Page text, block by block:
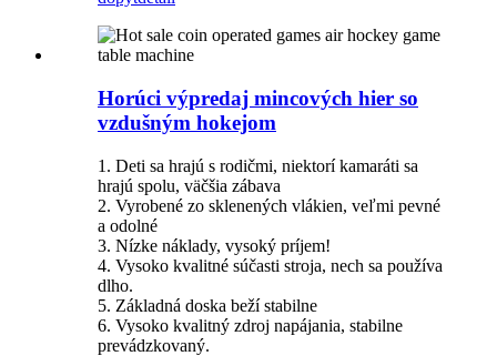
Horúci výpredaj mincových hier so
vzdušným hokejom
1. Deti sa hrajú s rodičmi, niektorí kamaráti sa
hrajú spolu, väčšia zábava
2. Vyrobené zo sklenených vlákien, veľmi pevné
a odolné
3. Nízke náklady, vysoký príjem!
4. Vysoko kvalitné súčasti stroja, nech sa používa
dlho.
5. Základná doska beží stabilne
6. Vysoko kvalitný zdroj napájania, stabilne
prevádzkovaný.